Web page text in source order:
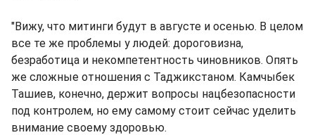
"Вижу, что митинги будут в августе и осенью. В целом
все те же проблемы у людей: дороговизна,
безработица и некомпетентность чиновников. Опять
же сложные отношения с Таджикстаном. Камчыбек
Ташиев, конечно, держит вопросы нацбезопасности
под контролем, но ему самому стоит сейчас уделить
внимание своему здоровью.